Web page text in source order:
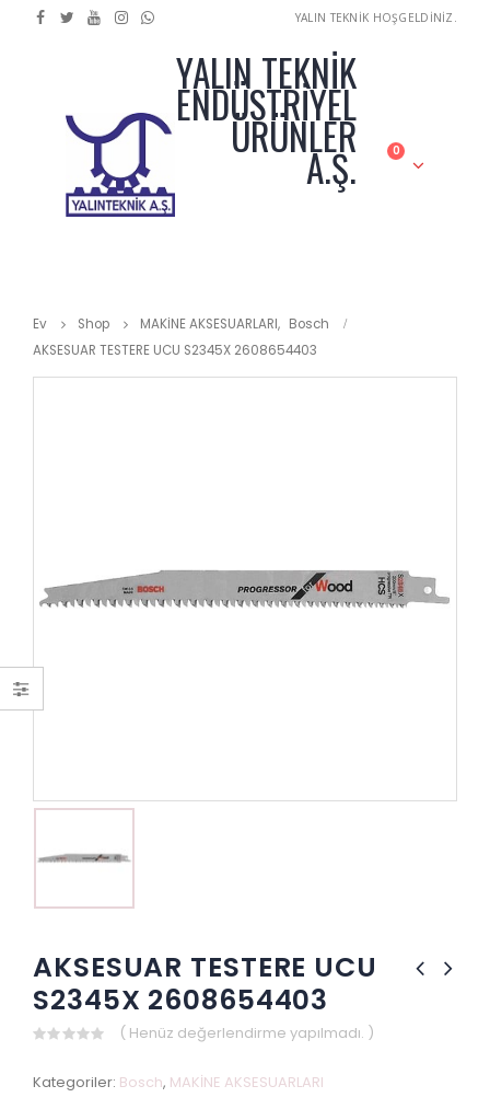
YALIN TEKNİK HOŞGELDİNİZ.
YALIN TEKNİK
ENDÜSTRİYEL
ÜRÜNLER
A.Ş. 0
Ev Shop MAKİNE AKSESUARLARI, Bosch
AKSESUAR TESTERE UCU S2345X 2608654403
AKSESUAR TESTERE UCU
S2345X 2608654403
of
( Henüz değerlendirme yapılmadı. )
Kategoriler: Bosch, MAKİNE AKSESUARLARI